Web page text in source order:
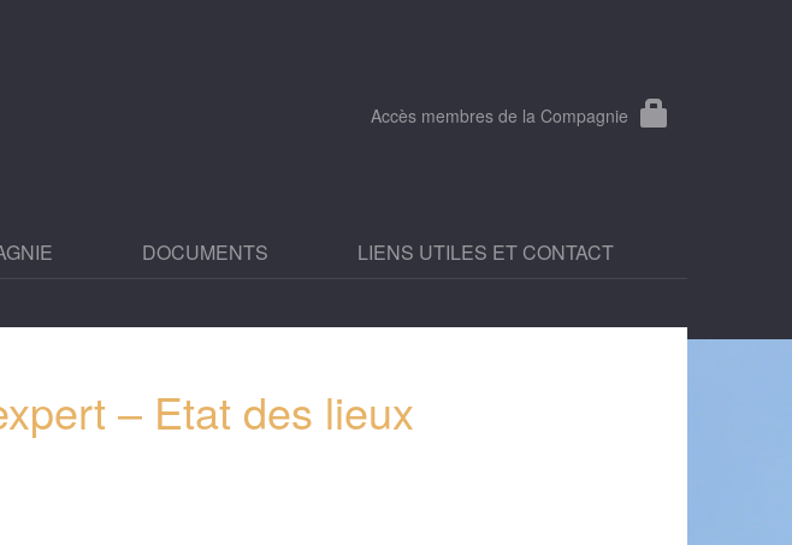
Accès membres de la Compagnie
DOCUMENTS LIENS UTILES ET CONTACT
– Etat des lieux